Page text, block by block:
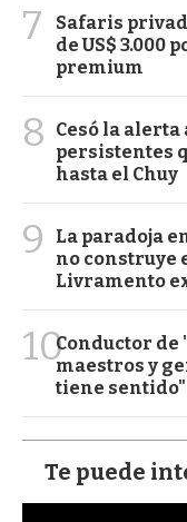
7
Safaris
de US$ 3.000
premium
8
Cesó la
persistentes
hasta el Chuy
9
La paradoja
no construye
Livramento
10Conductor de
maestros y
tiene sentido"
Te puede